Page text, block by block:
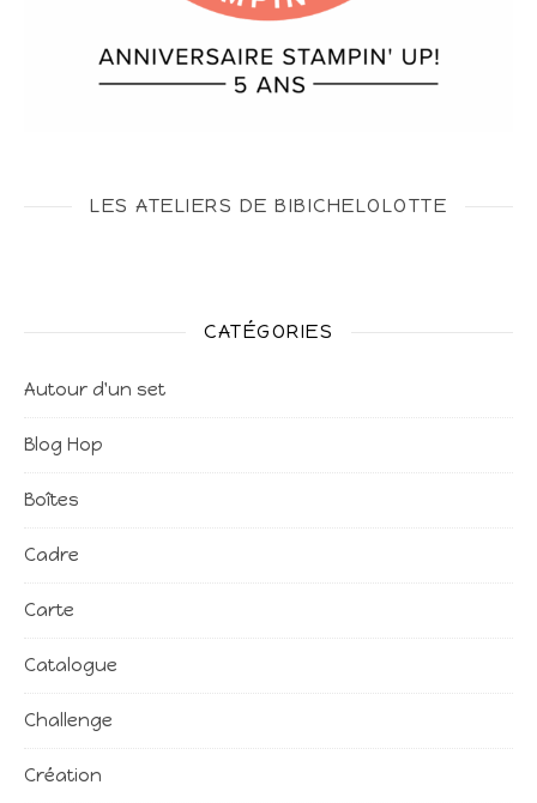
LES ATELIERS DE BIBICHELOLOTTE
CATÉGORIES
Autour d'un set
Blog Hop
Boîtes
Cadre
Carte
Catalogue
Challenge
Création